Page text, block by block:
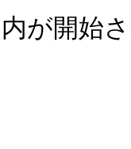
が開始